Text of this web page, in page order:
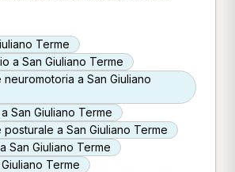
Terme
a San Giuliano Terme
a San Giuliano
San Giuliano Terme
a San Giuliano Terme
San Giuliano Terme
Terme